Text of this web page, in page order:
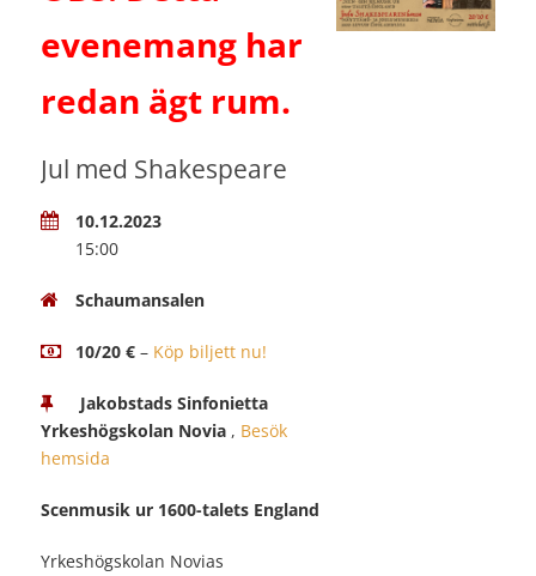
evenemang har
redan ägt rum.
Jul med Shakespeare
10.12.2023
15:00
Schaumansalen
10/20 € – Köp biljett nu!
Jakobstads Sinfonietta
Yrkeshögskolan Novia , Besök
hemsida
Scenmusik ur 1600-talets England
Yrkeshögskolan Novias